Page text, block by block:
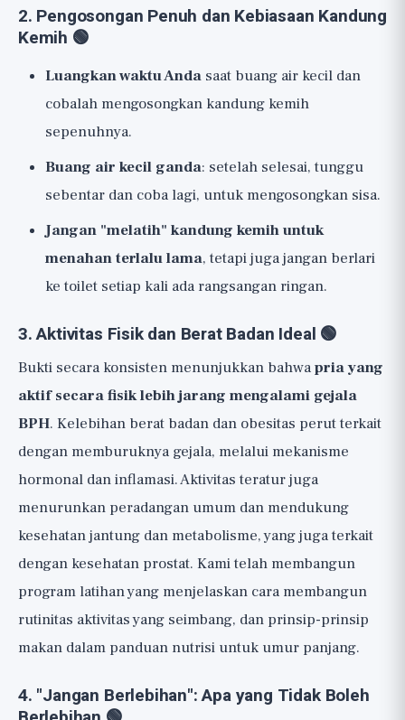
2. Pengosongan Penuh dan Kebiasaan Kandung
Kemih 🟢
Luangkan waktu Anda saat buang air kecil dan
cobalah mengosongkan kandung kemih
sepenuhnya.
Buang air kecil ganda: setelah selesai, tunggu
sebentar dan coba lagi, untuk mengosongkan sisa.
Jangan "melatih" kandung kemih untuk
menahan terlalu lama, tetapi juga jangan berlari
ke toilet setiap kali ada rangsangan ringan.
3. Aktivitas Fisik dan Berat Badan Ideal 🟢
Bukti secara konsisten menunjukkan bahwapria yang
aktif secara fisik lebih jarang mengalami gejala
BPH. Kelebihan berat badan dan obesitas perut terkait
dengan memburuknya gejala, melalui mekanisme
hormonal dan inflamasi. Aktivitas teratur juga
menurunkan peradangan umum dan mendukung
kesehatan jantung dan metabolisme, yang juga terkait
dengan kesehatan prostat. Kami telah membangun
program latihanyang menjelaskan cara membangun
rutinitas aktivitas yang seimbang, dan prinsip-prinsip
makan dalam panduan nutrisi untuk umur panjang.
4. "Jangan Berlebihan": Apa yang Tidak Boleh